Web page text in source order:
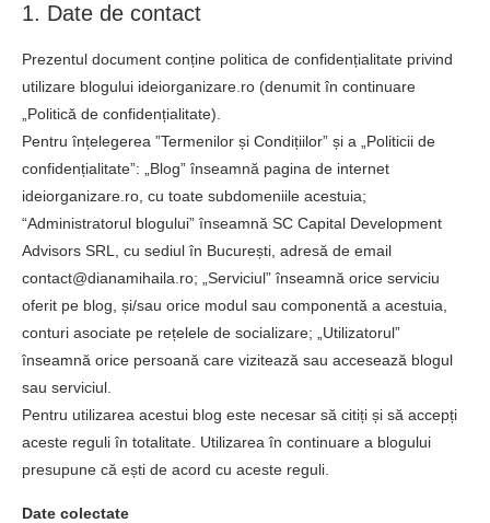
1. Date de contact
Prezentul document conține politica de confidențialitate privind
utilizare blogului ideiorganizare.ro (denumit în continuare
„Politică de confidențialitate).
Pentru înțelegerea ”Termenilor și Condițiilor” și a „Politicii de
confidențialitate”: „Blog” înseamnă pagina de internet
ideiorganizare.ro, cu toate subdomeniile acestuia;
“Administratorul blogului” înseamnă SC Capital Development
Advisors SRL, cu sediul în București, adresă de email
contact@dianamihaila.ro; „Serviciul” înseamnă orice serviciu
oferit pe blog, și/sau orice modul sau componentă a acestuia,
conturi asociate pe rețelele de socializare; „Utilizatorul”
înseamnă orice persoană care vizitează sau accesează blogul
sau serviciul.
Pentru utilizarea acestui blog este necesar să citiți și să accepți
aceste reguli în totalitate. Utilizarea în continuare a blogului
presupune că ești de acord cu aceste reguli.
Date colectate